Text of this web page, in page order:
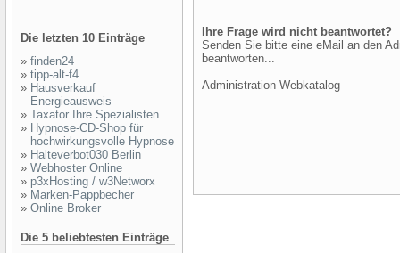
Die letzten 10 Einträge
» finden24
» tipp-alt-f4
» Hausverkauf
Energieausweis
» Taxator Ihre Spezialisten
» Hypnose-CD-Shop für
hochwirkungsvolle Hypnose
» Halteverbot030 Berlin
» Webhoster Online
» p3xHosting / w3Networx
» Marken-Pappbecher
» Online Broker
Die 5 beliebtesten Einträge
Ihre Frage wird nicht beantwortet?
Senden Sie bitte eine eMail an den
beantworten...
Administration Webkatalog